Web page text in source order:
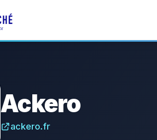
Ackero
ackero.fr